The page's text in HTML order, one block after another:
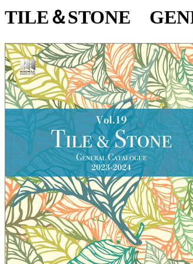
TILE＆STONE